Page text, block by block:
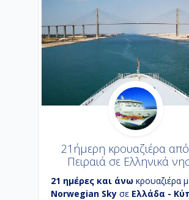
21ήμερη κρουαζιέρα
Πειραιά σε Ελληνικά
Κύπρο, Αίγυπτο και
Χερσόνησο
21 ημέρες και άνω κρουαζιέρα
Norwegian Sky σε Ελλάδα -